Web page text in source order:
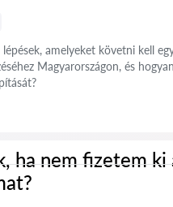
amelyeket követni kell
Magyarországon, és
ha nem fizetem ki